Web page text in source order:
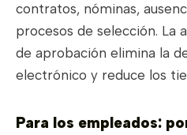
contratos, nóminas,
procesos de selección. La
de aprobación elimina la
electrónico y reduce los
Para los empleados: